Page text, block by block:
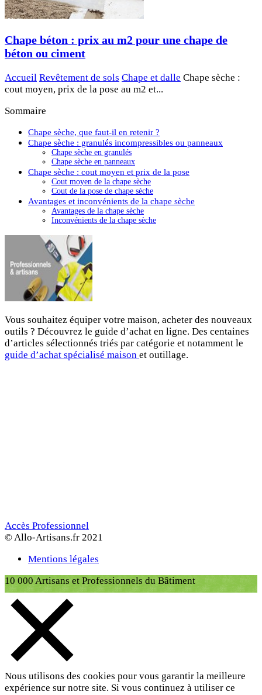
Chape béton : prix au m2 pour une chape de
béton ou ciment
Accueil Revêtement de sols Chape et dalle Chape sèche :
cout moyen, prix de la pose au m2 et...
Sommaire
Chape sèche, que faut-il en retenir ?
Chape sèche : granulés incompressibles ou panneaux
Chape sèche en granulés
Chape sèche en panneaux
Chape sèche : cout moyen et prix de la pose
Cout moyen de la chape sèche
Cout de la pose de chape sèche
Avantages et inconvénients de la chape sèche
Avantages de la chape sèche
Inconvénients de la chape sèche
Vous souhaitez équiper votre maison, acheter des nouveaux
outils ? Découvrez le guide d’achat en ligne. Des centaines
d’articles sélectionnés triés par catégorie et notamment le
guide d’achat spécialisé maison et outillage.
Accès Professionnel
© Allo-Artisans.fr 2021
Mentions légales
10 000 Artisans et Professionnels du Bâtiment
Nous utilisons des cookies pour vous garantir la meilleure
expérience sur notre site. Si vous continuez à utiliser ce